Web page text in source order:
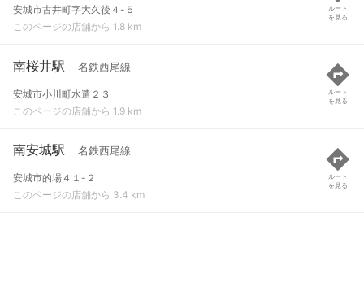
安城市古井町字大久後４-５
このページの店舗から 1.8 km
ルート
を見る
南桜井駅 名鉄西尾線
安城市小川町水遣２３
このページの店舗から 1.9 km
ルート
を見る
南安城駅 名鉄西尾線
安城市的場４１-２
このページの店舗から 3.4 km
ルート
を見る